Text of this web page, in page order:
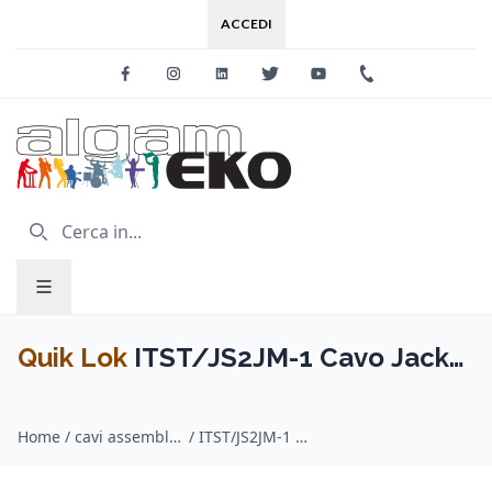
ACCEDI
FacebookInstagramLinkedinTwitter Youtube
Quik Lok ITST/JS2JM-1 Cavo Jack
Home / cavi assemblati adattatori / Quik Lok / ITST/JS2JM-1 Cavo Jack 6.3 TRS Stereo / 2x Jack 6.3 TS Mono 1 mt